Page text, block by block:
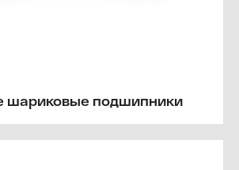
шариковые подшипники